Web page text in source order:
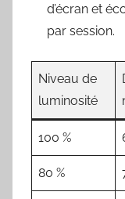
d’écran et
par session.
Niveau de
luminosité
100 %
80 %